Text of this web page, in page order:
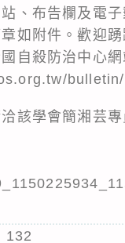
、布告欄及電
如附件。歡迎
自殺防治中心網
該學會簡湘芸
132